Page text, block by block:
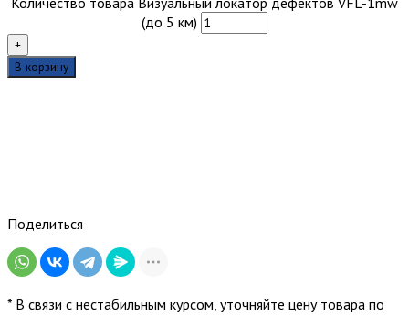
(до 5 км)
+
В корзину
Поделиться
* В связи с нестабильным курсом, уточняйте цену товара по